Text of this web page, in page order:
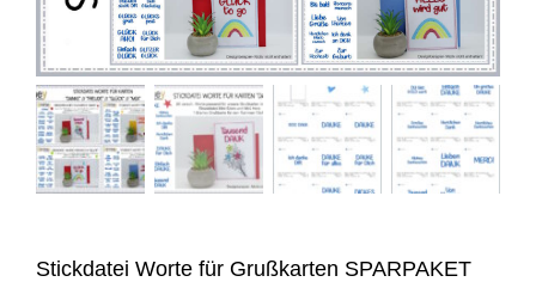
Stickdatei Worte für Grußkarten SPARPAKET